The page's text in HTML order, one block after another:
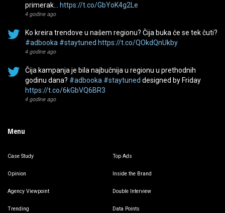
primerak…
https://t.co/GbYoK4g2Le
4 godine ago
Ko kreira trendove u našem regionu? Čija buka će se tek čuti?
#adbooka #staytuned https://t.co/QOkdQnUkby
4 godine ago
Čija kampanja je bila najbučnija u regionu u prethodnih
godinu dana? #adbooka #staytuned designed by Friday
https://t.co/6kGbVQ6BR3
4 godine ago
Menu
Case Study Top Ads
Opinion Inside the Brand
Agency Viewpoint Double Interview
Trending Data Points